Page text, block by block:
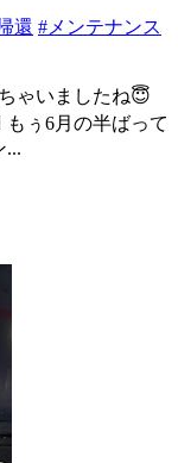
還 #メンテナンス
ゃいましたね😇
もぅ6月の半ばって
...